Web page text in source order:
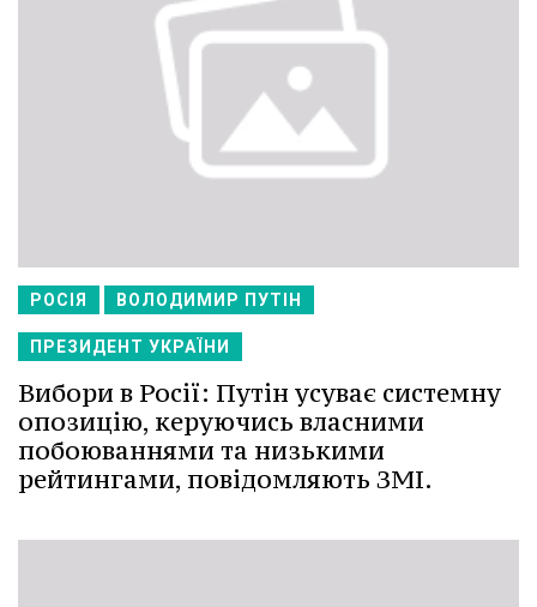
РОСІЯ ВОЛОДИМИР ПУТІН
ПРЕЗИДЕНТ УКРАЇНИ
Вибори в Росії: Путін усуває системну
опозицію, керуючись власними
побоюваннями та низькими
рейтингами, повідомляють ЗМІ.